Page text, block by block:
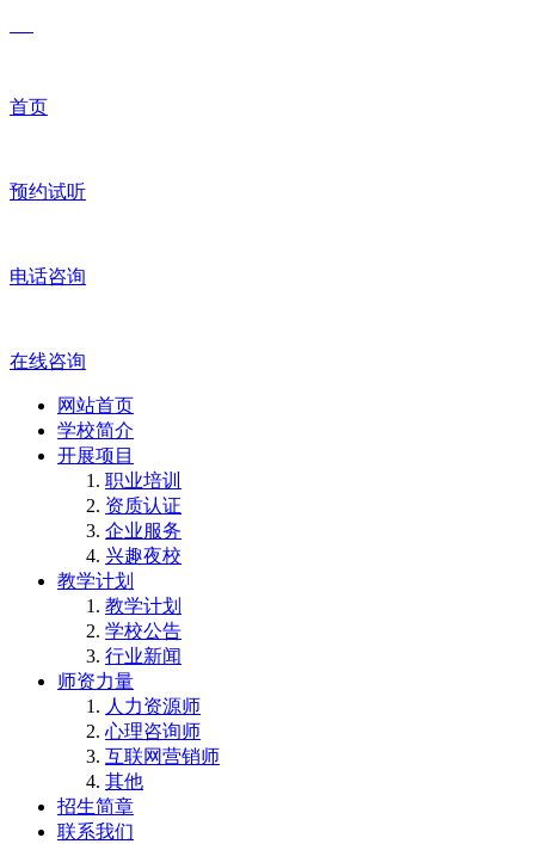
首页
预约试听
电话咨询
在线咨询
网站首页
学校简介
开展项目
职业培训
资质认证
企业服务
兴趣夜校
教学计划
教学计划
学校公告
行业新闻
师资力量
人力资源师
心理咨询师
互联网营销师
其他
招生简章
联系我们